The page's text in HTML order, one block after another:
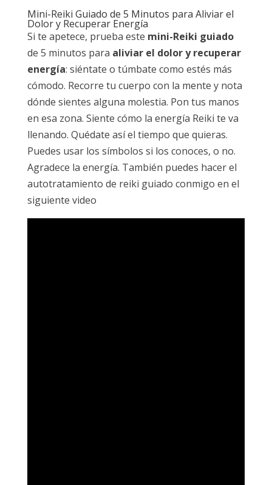
Mini-Reiki Guiado de 5 Minutos para Aliviar el
Dolor y Recuperar Energía
Si te apetece, prueba este mini-Reiki guiado
de 5 minutos para aliviar el dolor y recuperar
energía: siéntate o túmbate como estés más
cómodo. Recorre tu cuerpo con la mente y nota
dónde sientes alguna molestia. Pon tus manos
en esa zona. Siente cómo la energía Reiki te va
llenando. Quédate así el tiempo que quieras.
Puedes usar los símbolos si los conoces, o no.
Agradece la energía. También puedes hacer el
autotratamiento de reiki guiado conmigo en el
siguiente video